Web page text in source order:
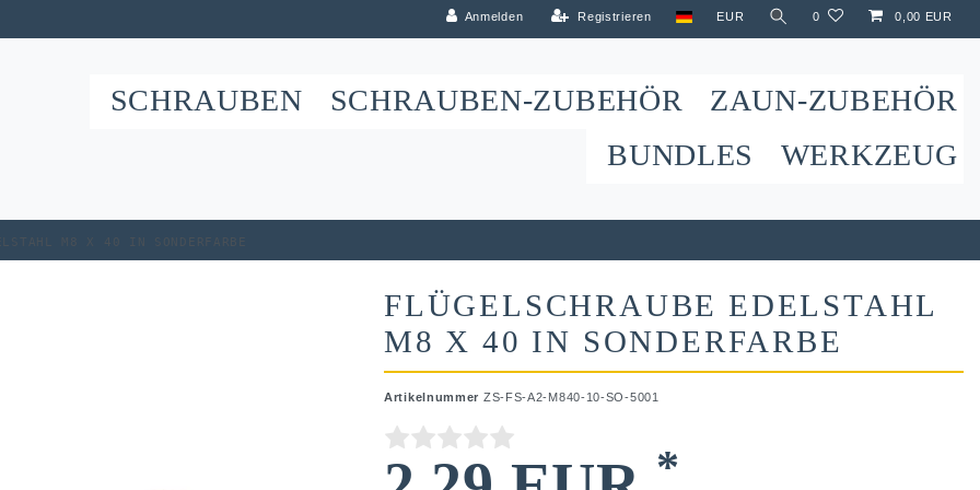
Anmelden Registrieren EUR 0 0,00 EUR
SCHRAUBEN SCHRAUBEN-ZUBEHÖR
ZAUN-ZUBEHÖR
BUNDLES
WERKZEUG
M8 x 40 in Sonderfarbe
FLÜGELSCHRAUBE EDELSTAHL
M8 X 40 IN SONDERFARBE
Artikelnummer ZS-FS-A2-M840-10-SO-5001
*